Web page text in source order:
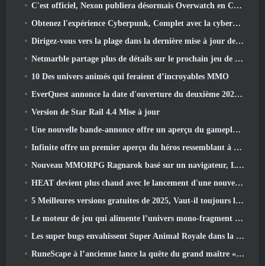
C'est officiel, Nexon publiera désormais Overwatch en Corée du Sud
Obtenez l'expérience Cyberpunk, Complet avec la cyberpsychose, Dans le prochain événement crossover d’Apex Legends
Dirigez-vous vers la plage dans la dernière mise à jour de Palia
Netmarble partage plus de détails sur le prochain jeu de mise à niveau solo, Mise à niveau en solo: KARMA à l’Anime Expo
10 Des univers animés qui feraient d’incroyables MMO
EverQuest annonce la date d'ouverture du deuxième 2026 Serveur d'extension temporisé
Version de Star Rail 4.4 Mise à jour
Une nouvelle bande-annonce offre un aperçu du gameplay de Silver Palace
Infinite offre un premier aperçu du héros ressemblant à une sirène à venir dans le printemps-été 2013: Lumière du soir
Nouveau MMORPG Ragnarok basé sur un navigateur, L'univers Ragnarok annoncé
HEAT devient plus chaud avec le lancement d'une nouvelle carte du désert
5 Meilleures versions gratuites de 2025, Vaut-il toujours la peine d'y jouer 2026?
Le moteur de jeu qui alimente l’univers mono-fragment d’Eve Online est désormais open source
Les super bugs envahissent Super Animal Royale dans la mise à jour « Super Natural »
RuneScape à l’ancienne lance la quête du grand maître « La Lune de sang se lève », Mettre fin à une série de quêtes de 20 ans